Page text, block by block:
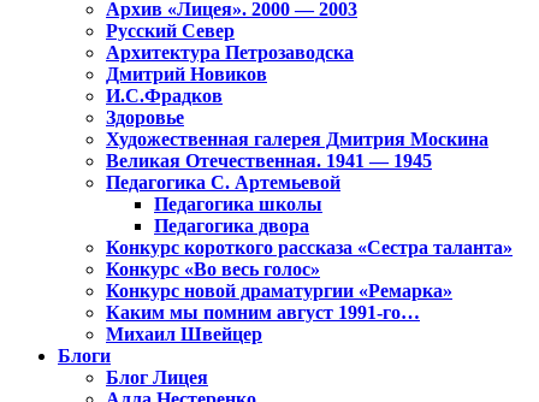
Архив «Лицея». 2000 — 2003
Русский Север
Архитектура Петрозаводска
Дмитрий Новиков
И.С.Фрадков
Здоровье
Художественная галерея Дмитрия Москина
Великая Отечественная. 1941 — 1945
Педагогика С. Артемьевой
Педагогика школы
Педагогика двора
Конкурс короткого рассказа «Сестра таланта»
Конкурс «Во весь голос»
Конкурс новой драматургии «Ремарка»
Каким мы помним август 1991-го…
Михаил Швейцер
Блоги
Блог Лицея